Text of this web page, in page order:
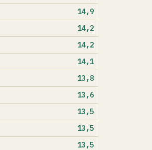
14,9
14,2
14,2
14,1
13,8
13,6
13,5
13,5
13,5